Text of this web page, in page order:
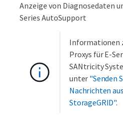
Anzeige von Diagnosedaten
Series AutoSupport
Informationen
Proxys für E-
SANtricity
unter "Senden
Nachrichten
StorageGRID".